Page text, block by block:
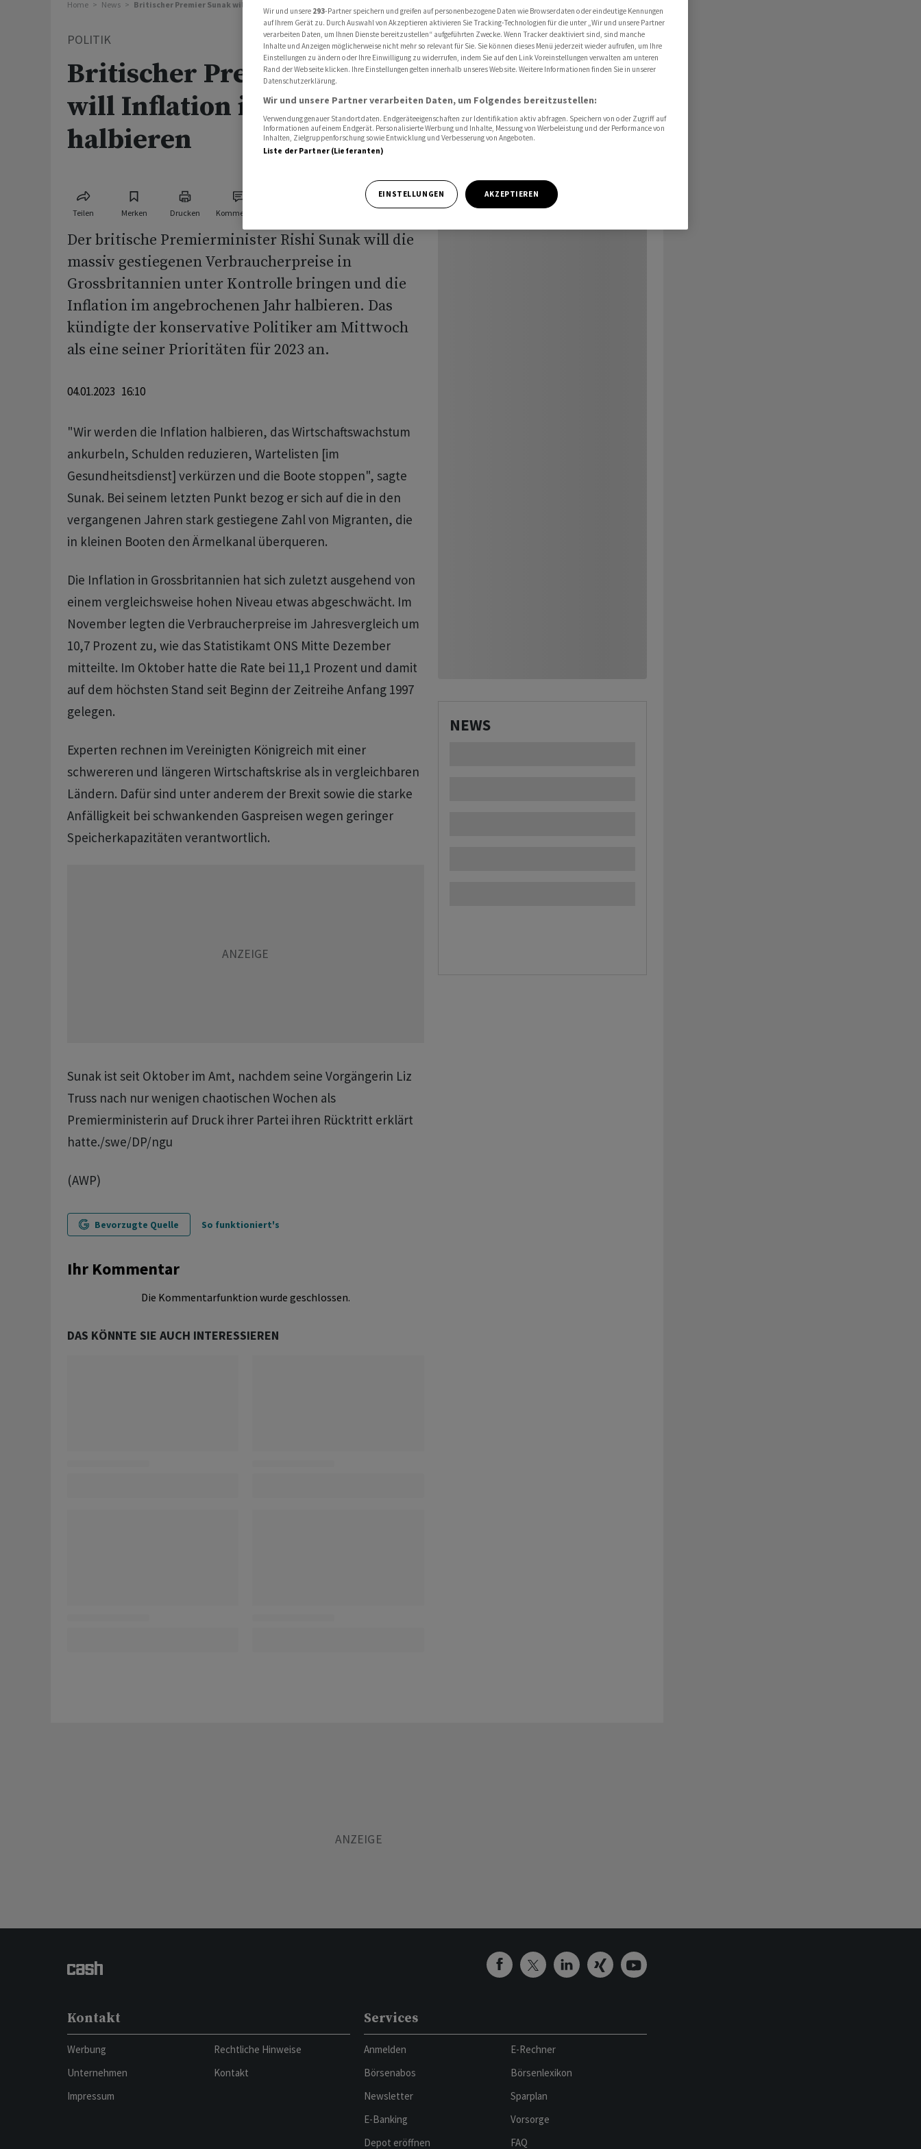
Home News Britischer Premier Sunak will Inflation in diesem Jahr halbieren
POLITIK
Britischer Premier Sunak
will Inflation in diesem Jahr
halbieren
Teilen Merken Drucken Kommentare
Der britische Premierminister Rishi Sunak will die
massiv gestiegenen Verbraucherpreise in
Grossbritannien unter Kontrolle bringen und die
Inflation im angebrochenen Jahr halbieren. Das
kündigte der konservative Politiker am Mittwoch
als eine seiner Prioritäten für 2023 an.
04.01.2023 16:10
"Wir werden die Inflation halbieren, das Wirtschaftswachstum
ankurbeln, Schulden reduzieren, Wartelisten [im
Gesundheitsdienst] verkürzen und die Boote stoppen", sagte
Sunak. Bei seinem letzten Punkt bezog er sich auf die in den
vergangenen Jahren stark gestiegene Zahl von Migranten, die
in kleinen Booten den Ärmelkanal überqueren.
Die Inflation in Grossbritannien hat sich zuletzt ausgehend von
einem vergleichsweise hohen Niveau etwas abgeschwächt. Im
November legten die Verbraucherpreise im Jahresvergleich um
10,7 Prozent zu, wie das Statistikamt ONS Mitte Dezember
mitteilte. Im Oktober hatte die Rate bei 11,1 Prozent und damit
auf dem höchsten Stand seit Beginn der Zeitreihe Anfang 1997
gelegen.
Experten rechnen im Vereinigten Königreich mit einer
schwereren und längeren Wirtschaftskrise als in vergleichbaren
Ländern. Dafür sind unter anderem der Brexit sowie die starke
Anfälligkeit bei schwankenden Gaspreisen wegen geringer
Speicherkapazitäten verantwortlich.
Sunak ist seit Oktober im Amt, nachdem seine Vorgängerin Liz
Truss nach nur wenigen chaotischen Wochen als
Premierministerin auf Druck ihrer Partei ihren Rücktritt erklärt
hatte./swe/DP/ngu
(AWP)
Bevorzugte Quelle So funktioniert's
Ihr Kommentar
Die Kommentarfunktion wurde geschlossen.
DAS KÖNNTE SIE AUCH INTERESSIEREN
NEWS
Kontakt
Werbung
Unternehmen
Impressum
Rechtliche Hinweise
Kontakt
Services
Anmelden
Börsenabos
Newsletter
E-Banking
Depot eröffnen
E-Rechner
Börsenlexikon
Sparplan
Vorsorge
FAQ
Wir und unsere 293-Partner speichern und greifen auf personenbezogene Daten wie Browserdaten oder eindeutige Kennungen
auf Ihrem Gerät zu. Durch Auswahl von Akzeptieren aktivieren Sie Tracking-Technologien für die unter „Wir und unsere Partner
verarbeiten Daten, um Ihnen Dienste bereitzustellen“ aufgeführten Zwecke. Wenn Tracker deaktiviert sind, sind manche
Inhalte und Anzeigen möglicherweise nicht mehr so relevant für Sie. Sie können dieses Menü jederzeit wieder aufrufen, um Ihre
Einstellungen zu ändern oder Ihre Einwilligung zu widerrufen, indem Sie auf den Link Voreinstellungen verwalten am unteren
Rand der Webseite klicken. Ihre Einstellungen gelten innerhalb unseres Website. Weitere Informationen finden Sie in unserer
Datenschutzerklärung.
Wir und unsere Partner verarbeiten Daten, um Folgendes bereitzustellen:
Verwendung genauer Standortdaten. Endgeräteeigenschaften zur Identifikation aktiv abfragen. Speichern von oder Zugriff auf
Informationen auf einem Endgerät. Personalisierte Werbung und Inhalte, Messung von Werbeleistung und der Performance von
Inhalten, Zielgruppenforschung sowie Entwicklung und Verbesserung von Angeboten.
Liste der Partner (Lieferanten)
EINSTELLUNGEN AKZEPTIEREN